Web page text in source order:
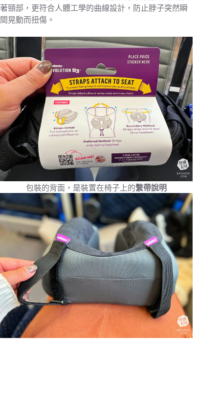
著頸部，更符合人體工學的曲線設計，防止脖子突然瞬
間晃動而扭傷。
包裝的背面，是裝置在椅子上的繫帶說明